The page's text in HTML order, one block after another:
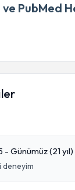
PubMed
Günümüz (21 yıl)
deneyim